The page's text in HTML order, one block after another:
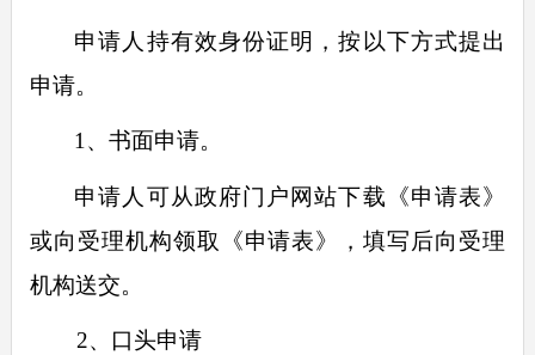
申请人持有效身份证明，按以下方式提出
申请。
1、书面申请。
申请人可从政府门户网站下载《申请表》
或向受理机构领取《申请表》，填写后向受理
机构送交。
2、口头申请